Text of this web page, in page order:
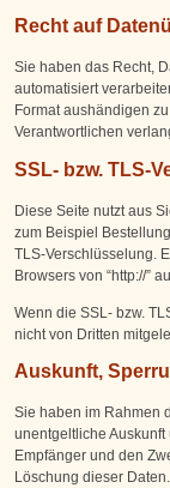
Recht auf
Sie haben das Recht,
automatisiert
Format aushändigen
Verantwortlichen
SSL- bzw. TLS-
Diese Seite nutzt aus
zum Beispiel
TLS-Verschlüsselung.
Browsers von “http://”
Wenn die SSL- bzw.
nicht von Dritten
Auskunft,
Sie haben im Rahmen
unentgeltliche
Empfänger und den
Löschung dieser